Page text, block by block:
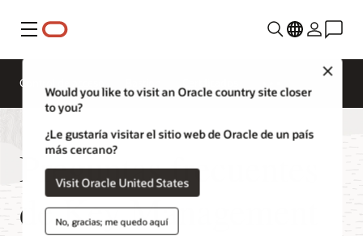
Menú
Would you like to visit an Oracle country site closer
to you?
¿Le gustaría visitar el sitio web de Oracle de un país
más cercano?
Visit Oracle United States
No, gracias; me quedo aquí
Control de acceso
Preguntas frecuentes
de Key Management